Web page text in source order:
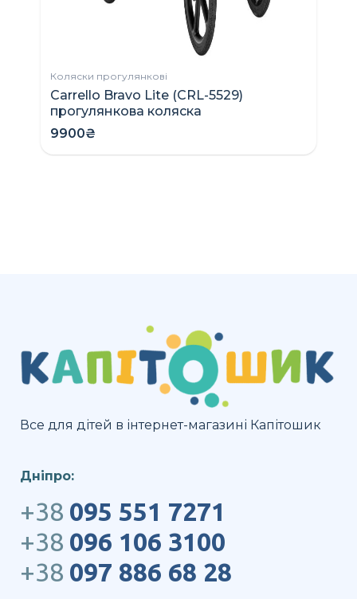
Коляски прогулянкові
Carrello Bravo Lite (CRL-5529)
прогулянкова коляска
9900₴
Все для дітей в інтернет-магазині Капітошик
Дніпро:
+38 095 551 7271
+38 096 106 3100
+38 097 886 68 28